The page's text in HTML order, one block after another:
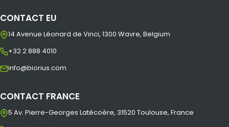
CONTACT EU
14 Avenue Léonard de Vinci, 1300 Wavre, Belgium
+32 2 888 4010
info@biorius.com
CONTACT FRANCE
5 Av. Pierre-Georges Latécoère, 31520 Toulouse, France